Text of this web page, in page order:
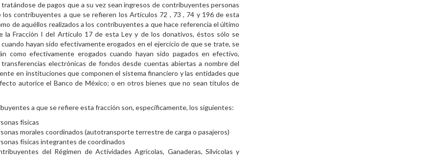
de pagos que a su vez sean ingresos de contribuyentes personas
los contribuyentes a que se refieren los Artículos 72 , 73 , 74 y 196 de esta
de aquéllos realizados a los contribuyentes a que hace referencia el último
la Fracción I del Artículo 17 de esta Ley y de los donativos, éstos sólo se
cuando hayan sido efectivamente erogados en el ejercicio de que se trate, se
como efectivamente erogados cuando hayan sido pagados en efectivo,
electrónicas de fondos desde cuentas abiertas a nombre del
en instituciones que componen el sistema financiero y las entidades que
autorice el Banco de México; o en otros bienes que no sean títulos de
a que se refiere esta fracción son, específicamente, los siguientes:
físicas
morales coordinados (autotransporte terrestre de carga o pasajeros)
físicas integrantes de coordinados
del Régimen de Actividades Agrícolas, Ganaderas, Silvícolas y